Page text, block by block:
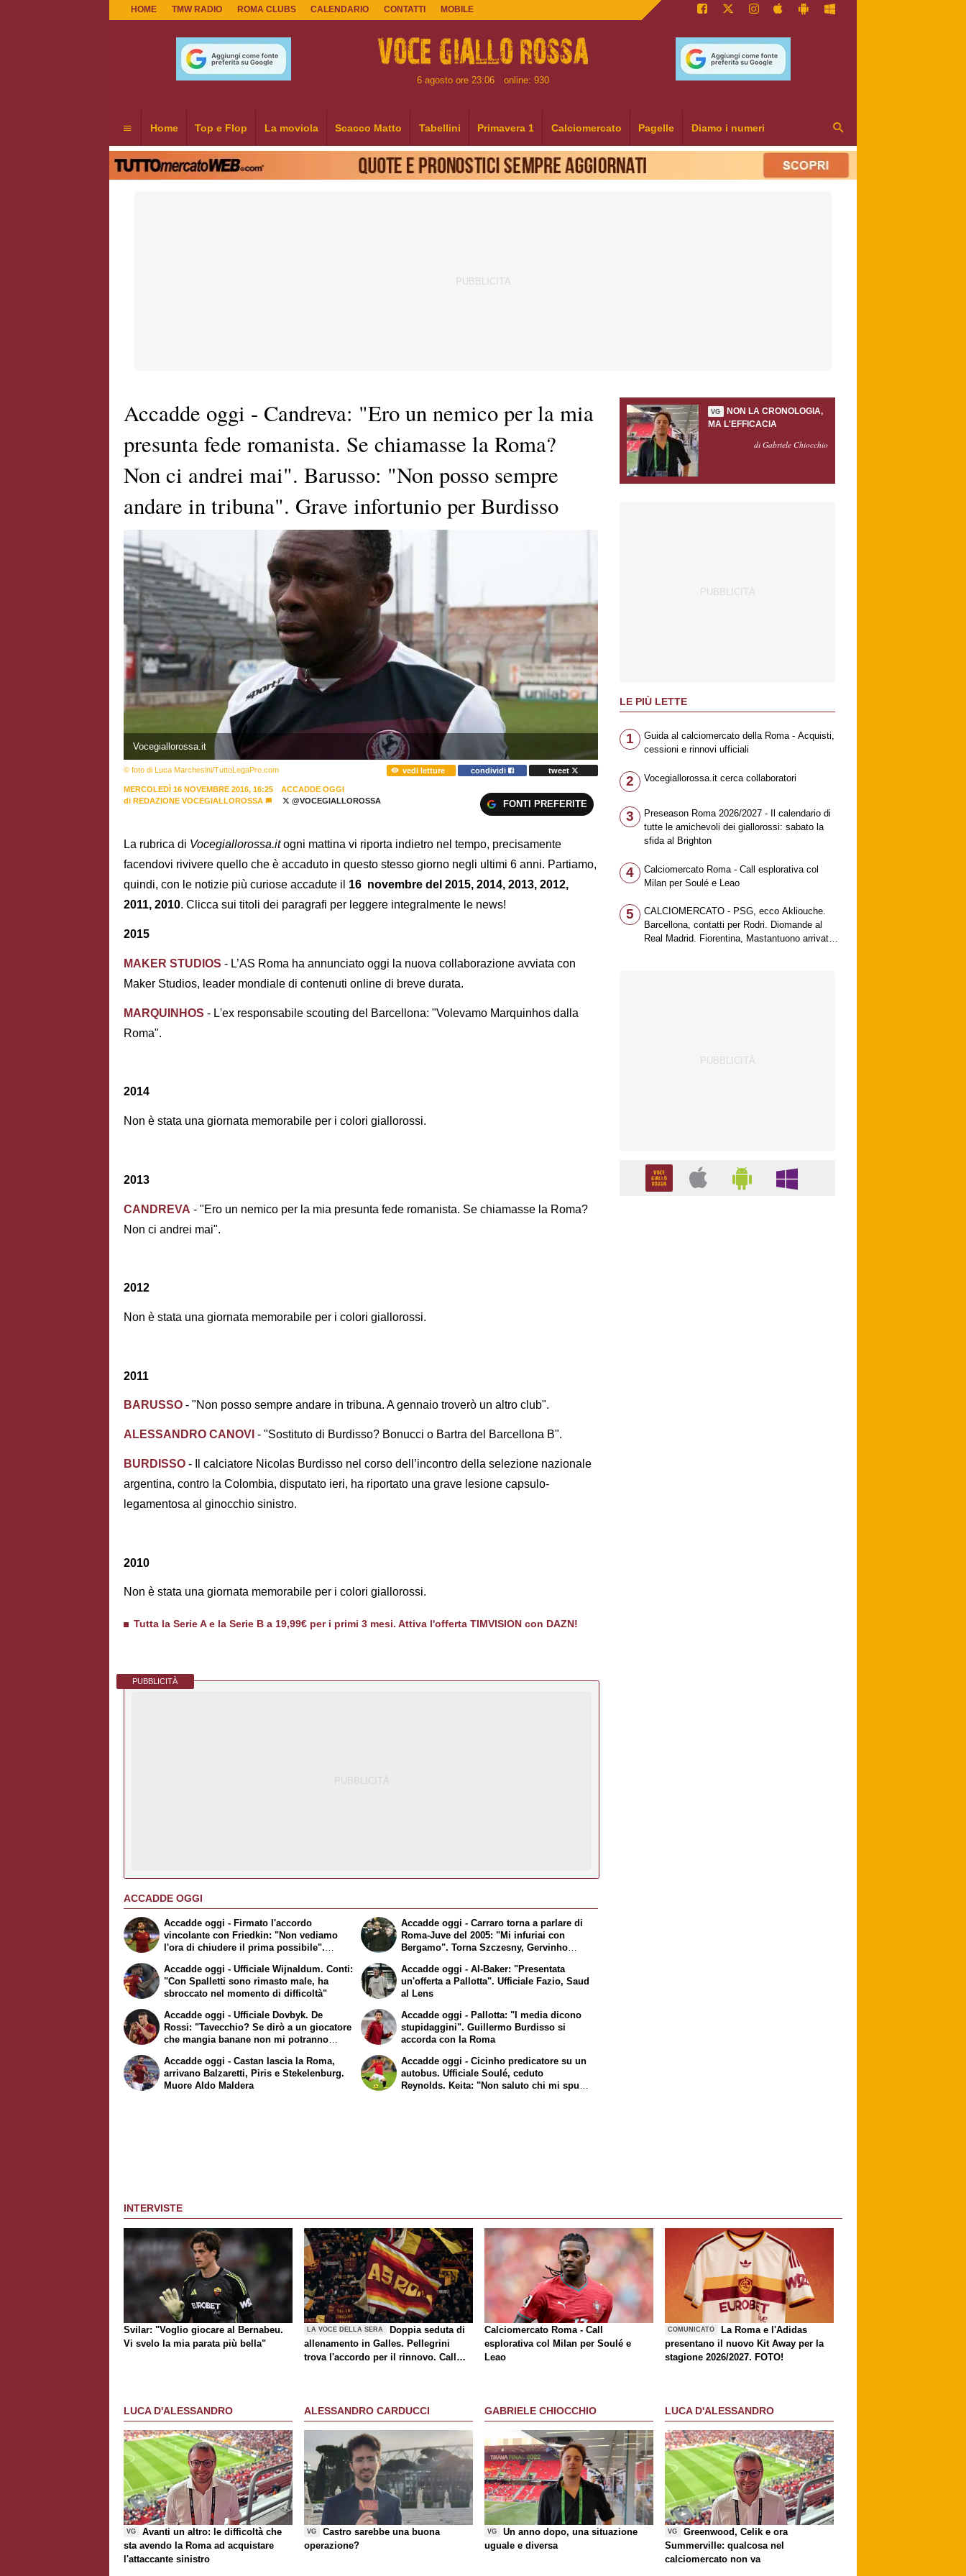
HOME TMW RADIO ROMA CLUBS CALENDARIO CONTATTI MOBILE
6 agosto ore 23:06 online: 930
Home Top e Flop La moviola Scacco Matto Tabellini Primavera 1 Calciomercato Pagelle Diamo i numeri
Accadde oggi - Candreva: "Ero un nemico per la mia
presunta fede romanista. Se chiamasse la Roma?
Non ci andrei mai". Barusso: "Non posso sempre
andare in tribuna". Grave infortunio per Burdisso
Vocegiallorossa.it
© foto di Luca Marchesini/TuttoLegaPro.com vedi letture condividi tweet
MERCOLEDÌ 16 NOVEMBRE 2016, 16:25
ACCADDE OGGI
di REDAZIONE VOCEGIALLOROSSA @VOCEGIALLOROSSA FONTI PREFERITE
La rubrica di Vocegiallorossa.itogni mattina vi riporta indietro nel tempo, precisamente
facendovi rivivere quello che è accaduto in questo stesso giorno negli ultimi 6 anni. Partiamo,
quindi, con le notizie più curiose accadute il 16 novembre del 2015, 2014, 2013, 2012,
2011, 2010. Clicca sui titoli dei paragrafi per leggere integralmente le news!
2015
MAKER STUDIOS - L’AS Roma ha annunciato oggi la nuova collaborazione avviata con
Maker Studios, leader mondiale di contenuti online di breve durata.
MARQUINHOS - L'ex responsabile scouting del Barcellona: "Volevamo Marquinhos dalla
Roma".
2014
Non è stata una giornata memorabile per i colori giallorossi.
2013
CANDREVA - "Ero un nemico per la mia presunta fede romanista. Se chiamasse la Roma?
Non ci andrei mai".
2012
Non è stata una giornata memorabile per i colori giallorossi.
2011
BARUSSO - "Non posso sempre andare in tribuna. A gennaio troverò un altro club".
ALESSANDRO CANOVI - "Sostituto di Burdisso? Bonucci o Bartra del Barcellona B".
BURDISSO - Il calciatore Nicolas Burdisso nel corso dell’incontro della selezione nazionale
argentina, contro la Colombia, disputato ieri, ha riportato una grave lesione capsulo-
legamentosa al ginocchio sinistro.
2010
Non è stata una giornata memorabile per i colori giallorossi.
Tutta la Serie A e la Serie B a 19,99€ per i primi 3 mesi. Attiva l'offerta TIMVISION con DAZN!
PUBBLICITÀ
ACCADDE OGGI
Accadde oggi - Firmato l'accordo
vincolante con Friedkin: "Non vediamo
l'ora di chiudere il prima possibile".
Accadde oggi - Ufficiale Wijnaldum. Conti:
"Con Spalletti sono rimasto male, ha
sbroccato nel momento di difficoltà"
Accadde oggi - Carraro torna a parlare di
Roma-Juve del 2005: "Mi infuriai con
Bergamo". Torna Szczesny, Gervinho
Accadde oggi - Al-Baker: "Presentata
un'offerta a Pallotta". Ufficiale Fazio, Saud
al Lens
Accadde oggi - Ufficiale Dovbyk. De
Rossi: "Tavecchio? Se dirò a un giocatore
che mangia banane non mi potranno
Accadde oggi - Castan lascia la Roma,
arrivano Balzaretti, Piris e Stekelenburg.
Muore Aldo Maldera
Accadde oggi - Pallotta: "I media dicono
stupidaggini". Guillermo Burdisso si
accorda con la Roma
Accadde oggi - Cicinho predicatore su un
autobus. Ufficiale Soulé, ceduto
Reynolds. Keita: "Non saluto chi mi sputa
VG
NON LA CRONOLOGIA,
MA L'EFFICACIA
di Gabriele Chiocchio
LE PIÙ LETTE
1
Guida al calciomercato della Roma - Acquisti,
cessioni e rinnovi ufficiali
2 Vocegiallorossa.it cerca collaboratori
3
Preseason Roma 2026/2027 - Il calendario di
tutte le amichevoli dei giallorossi: sabato la
sfida al Brighton
4
Calciomercato Roma - Call esplorativa col
Milan per Soulé e Leao
5
CALCIOMERCATO - PSG, ecco Akliouche.
Barcellona, contatti per Rodri. Diomande al
Real Madrid. Fiorentina, Mastantuono arrivato
INTERVISTE
Svilar: "Voglio giocare al Bernabeu.
Vi svelo la mia parata più bella"
LA VOCE DELLA SERA
Doppia seduta di
allenamento in Galles. Pellegrini
trova l'accordo per il rinnovo. Call
Calciomercato Roma - Call
esplorativa col Milan per Soulé e
Leao
COMUNICATO
La Roma e l'Adidas
presentano il nuovo Kit Away per la
stagione 2026/2027. FOTO!
LUCA D'ALESSANDRO
VG
Avanti un altro: le difficoltà che
sta avendo la Roma ad acquistare
l'attaccante sinistro
ALESSANDRO CARDUCCI
VG
Castro sarebbe una buona
operazione?
GABRIELE CHIOCCHIO
VG
Un anno dopo, una situazione
uguale e diversa
LUCA D'ALESSANDRO
VG
Greenwood, Celik e ora
Summerville: qualcosa nel
calciomercato non va